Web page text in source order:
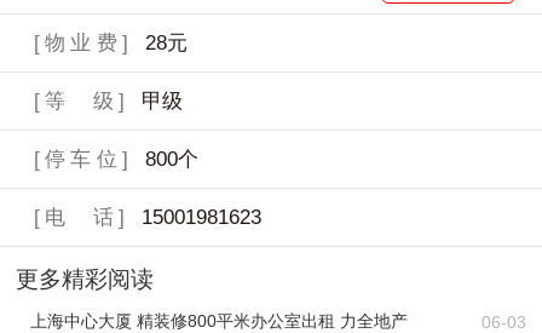
[物业费] 28元
[等 级] 甲级
[停车位] 800个
[电 话] 15001981623
更多精彩阅读
上海中心大厦 精装修800平米办公室出租 力全地产
06-03